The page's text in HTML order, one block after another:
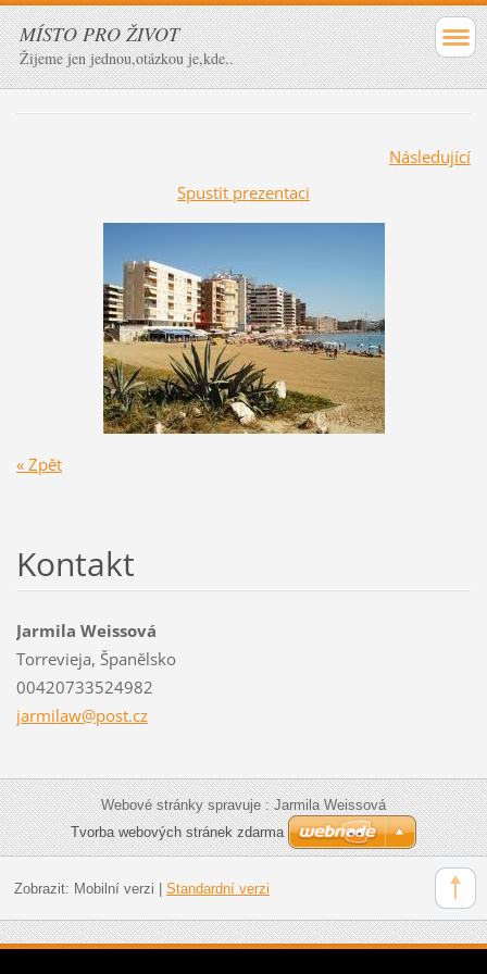
MÍSTO PRO ŽIVOT
Žijeme jen jednou,otázkou je,kde..
Následující
Spustit prezentaci
« Zpět
Kontakt
Jarmila Weissová
Torrevieja, Španělsko
00420733524982
jarmilaw@post.cz
Webové stránky spravuje : Jarmila Weissová
Tvorba webových stránek zdarma
Zobrazit: Mobilní verzi Standardní verzi